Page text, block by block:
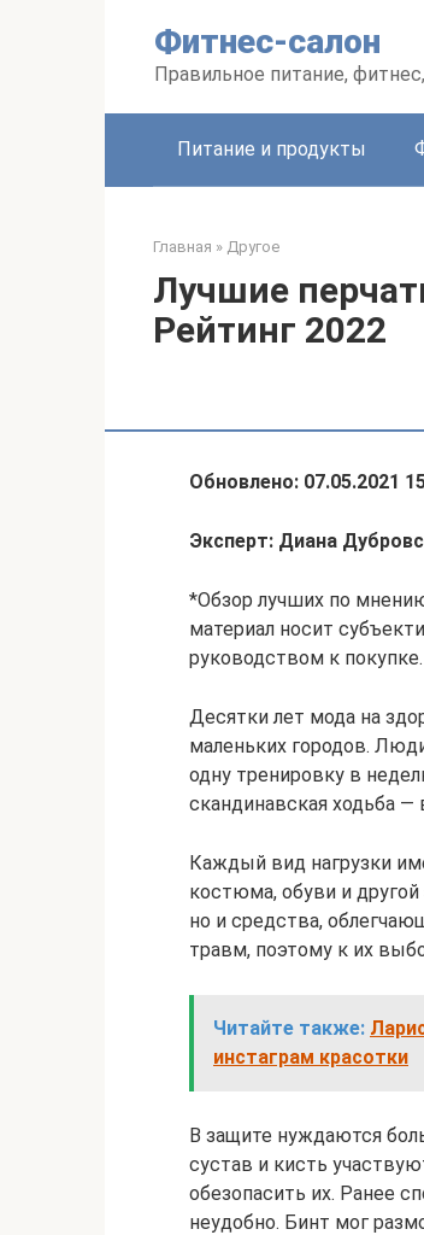
Фитнес-салон
Правильное питание,
Питание и продукты
Главная » Другое
Лучшие
Рейтинг 2022
Обновлено: 07.05.2021
Эксперт: Диана
*Обзор лучших по
материал носит
руководством к
Десятки лет мода на
маленьких городов.
одну тренировку в
скандинавская ходьба
Каждый вид нагрузки
костюма, обуви и
но и средства,
травм, поэтому к их
Читайте также:
инстаграм красотки
В защите нуждаются
сустав и кисть
обезопасить их. Ранее
неудобно. Бинт мог